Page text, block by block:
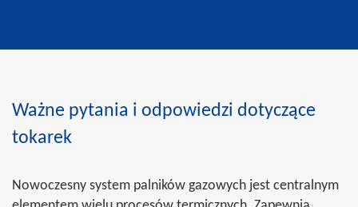
Ważne pytania i odpowiedzi dotyczące
tokarek
Nowoczesny system palników gazowych jest centralnym